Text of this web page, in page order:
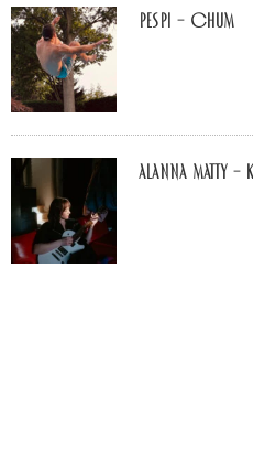
Pespi – Chum
Alanna Matty